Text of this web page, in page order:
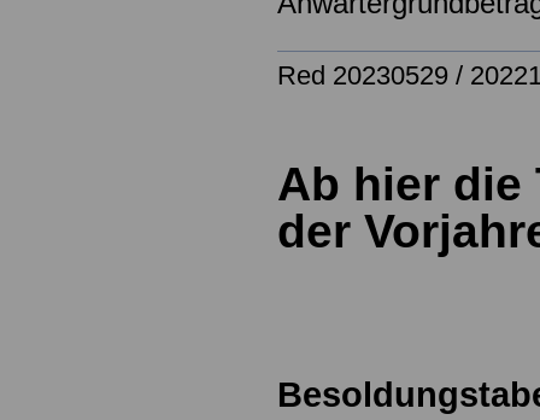
Red 20230529 /
Ab hier die
der